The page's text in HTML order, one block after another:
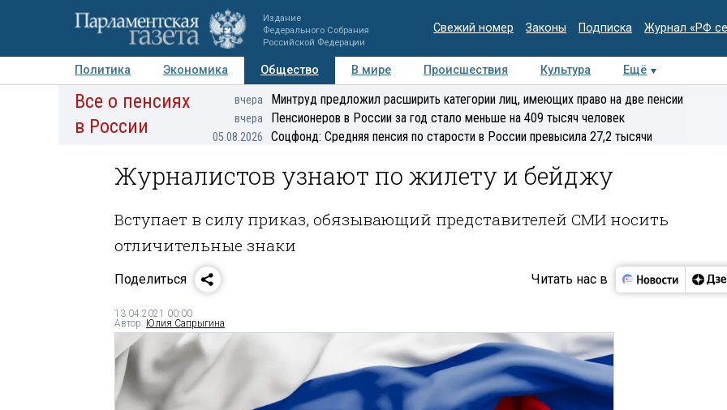
Издание
Федерального Собрания
Российской Федерации
Свежий номер Законы Подписка Журнал «РФ
Политика Экономика Общество В мире Происшествия Культура
Ещё
Авторы Персоны Мнения Регионы Медиацентр Интервью Колумнисты
Все о пенсиях
в России
вчера Минтруд предложил расширить категории лиц, имеющих право на две пенсии
вчера Пенсионеров в России за год стало меньше на 409 тысяч человек
05.08.2026 Соцфонд: Средняя пенсия по старости в России превысила 27,2 тысячи
Журналистов узнают по жилету и бейджу
Вступает в силу приказ, обязывающий представителей СМИ носить
отличительные знаки
Поделиться Читать нас в
13.04.2021 00:00
Автор: Юлия Сапрыгина